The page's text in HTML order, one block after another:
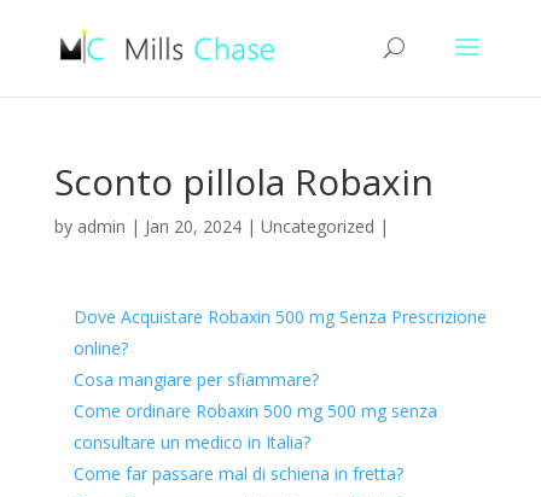
Sconto pillola Robaxin
by admin | Jan 20, 2024| Uncategorized |
Dove Acquistare Robaxin 500 mg Senza Prescrizione
online?
Cosa mangiare per sfiammare?
Come ordinare Robaxin 500 mg 500 mg senza
consultare un medico in Italia?
Come far passare mal di schiena in fretta?